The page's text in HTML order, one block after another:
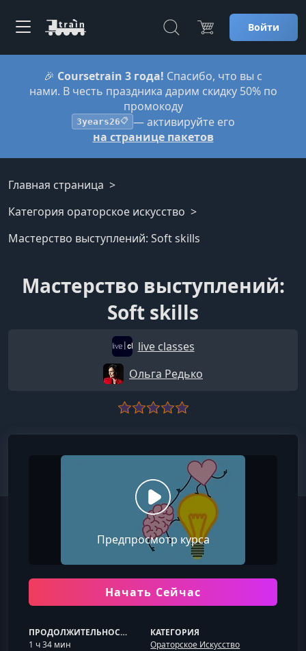
Войти
🎉 Coursetrain 3 года! Спасибо, что вы с
нами. В честь праздника дарим скидку 50% по
промокоду
3years26📋 — активируйте его
на странице пакетов
Главная страница
Категория ораторское искусство
Мастерство выступлений: Soft skills
Мастерство выступлений:
Soft skills
live classes
Ольга Редько
Предпросмотр курса
Начать Сейчас
ПРОДОЛЖИТЕЛЬНОСТЬ
1 ч 34 мин
КАТЕГОРИЯ
Ораторское Искусство